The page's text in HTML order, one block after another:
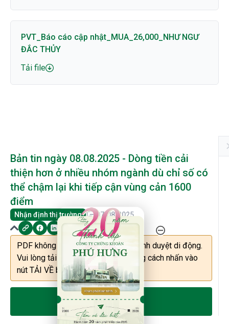
Bản tin ngày 08.08.2025 - Dòng tiền cải
thiện hơn ở nhiều nhóm ngành dù chỉ số có
thể chậm lại khi tiếp cận vùng cản 1600
điểm
Nhận định thị trường 07/08/2025
PDF không thể được hiển thị trên trình duyệt di động.
Vui lòng tải file về máy để xem bằng cách nhấn vào
nút TẢI VỀ bên dưới.
TẢI VỀ
PVT_Báo cáo cập nhật_MUA_26,000_NHƯ NGƯ
ĐẮC THỦY
Tải file
20 Năm Thành Lập - Công Ty Chứng Khoán Phú